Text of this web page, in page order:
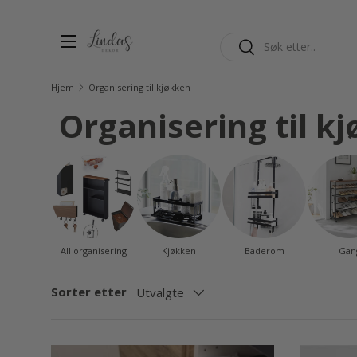
Søk
Hjem Organisering til kjøkken
Organisering til
All organisering Kjøkken Baderom
Sorter etter Utvalgte